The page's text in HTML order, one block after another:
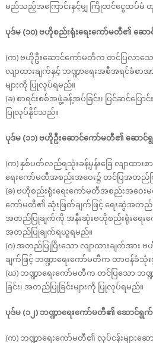
မည်သည့်အကြောင်းနှင့်မျှ ကြိုတင်ငွေထပ်မံ ထု
ပုဒ်မ (၁၀) ဗဟိုစည်းရုံးရေးကော်မတီ၏ ဆော
(က) ဗဟိုဦးဆောင်ကော်မတီက တင်ပြလာသေ
လျာထားချက်နှင့် ဘဏ္ဍာရေးအစီအရင်ခံစာအာ
များကို ပြုလုပ်ရမည်။
(ခ) စာရင်းစစ်အဖွဲ့ခန့်အပ်ခြင်း၊ ပြင်ဆင်ပြေ
ပြုလုပ်နိုင်သည်။
ပုဒ်မ (၁၁) ဗဟိုဦးဆောင်ကော်မတီ၏ ဆောင်
(က) နှစ်ပတ်လည်ရသုံးခန့်မှန်းခြေ လျာထားစ
ရေးကော်မတီအစည်းအဝေး၌ တင်ပြအတည်
(ခ) ဗဟိုစည်းရုံးရေးကော်မတီအစည်းအဝေးမ
ကော်မတီ၏ ဆုံးဖြတ်ချက်ဖြင့် ရေးဆွဲအတည်
အတည်ပြုချက်ကို အနီးဆုံးဗဟိုစည်းရုံးရေး
အတည်ပြုချက်ရယူရမည်။
(ဂ) အတည်ပြုပြီးသော လျာထားချက်အား
ချက်ဖြင့် ဘဏ္ဍာရေးကော်မတီက တာဝန်ခံသုံ
(ဃ) ဘဏ္ဍာရေးကော်မတီက တင်ပြသော ဘဏ္ဍ
ခြင်း၊ အတည်ပြုခြင်းများကို ပြုလုပ်ရမည်။
ပုဒ်မ (၁၂) ဘဏ္ဍာရေးကော်မတီ၏ ဆောင်ရွက်
(က) ဘဏ္ဍာရေးကော်မတီ၏ လုပ်ငန်းများဆေ